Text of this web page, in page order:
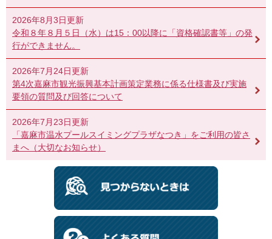
2026年8月3日更新
令和８年８月５日（水）は15：00以降に「資格確認書等」の発
行ができません。
2026年7月24日更新
第4次嘉麻市観光振興基本計画策定業務に係る仕様書及び実施
要領の質問及び回答について
2026年7月23日更新
「嘉麻市温水プールスイミングプラザなつき」をご利用の皆さ
まへ（大切なお知らせ）